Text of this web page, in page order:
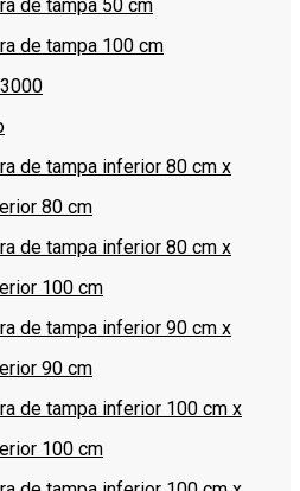
de tampa 50 cm
de tampa 100 cm
de tampa inferior 80 cm x
80 cm
de tampa inferior 80 cm x
100 cm
de tampa inferior 90 cm x
90 cm
de tampa inferior 100 cm x
100 cm